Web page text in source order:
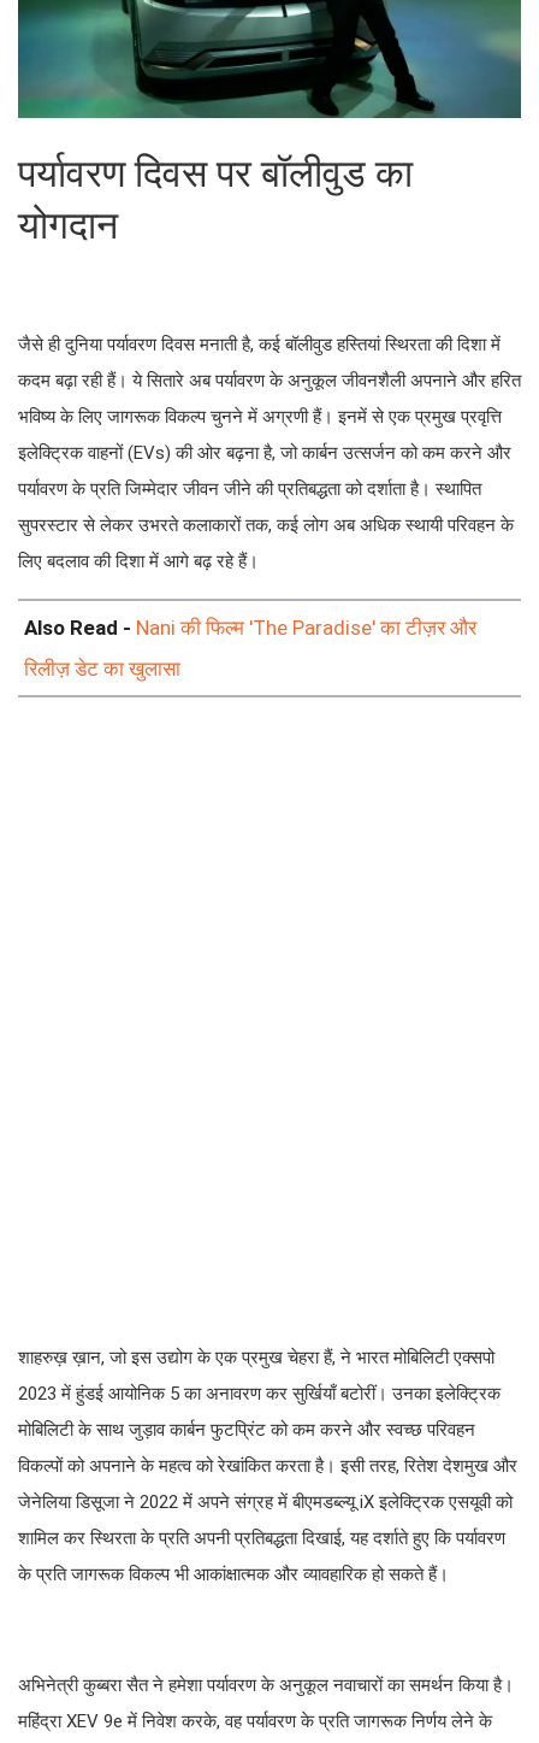
पर्यावरण दिवस पर बॉलीवुड का
योगदान
जैसे ही दुनिया पर्यावरण दिवस मनाती है, कई बॉलीवुड हस्तियां स्थिरता की दिशा में
कदम बढ़ा रही हैं। ये सितारे अब पर्यावरण के अनुकूल जीवनशैली अपनाने और हरित
भविष्य के लिए जागरूक विकल्प चुनने में अग्रणी हैं। इनमें से एक प्रमुख प्रवृत्ति
इलेक्ट्रिक वाहनों (EVs) की ओर बढ़ना है, जो कार्बन उत्सर्जन को कम करने और
पर्यावरण के प्रति जिम्मेदार जीवन जीने की प्रतिबद्धता को दर्शाता है। स्थापित
सुपरस्टार से लेकर उभरते कलाकारों तक, कई लोग अब अधिक स्थायी परिवहन के
लिए बदलाव की दिशा में आगे बढ़ रहे हैं।
Also Read - Nani की फिल्म 'The Paradise' का टीज़र और
रिलीज़ डेट का खुलासा
शाहरुख़ ख़ान, जो इस उद्योग के एक प्रमुख चेहरा हैं, ने भारत मोबिलिटी एक्सपो
2023 में हुंडई आयोनिक 5 का अनावरण कर सुर्खियाँ बटोरीं। उनका इलेक्ट्रिक
मोबिलिटी के साथ जुड़ाव कार्बन फुटप्रिंट को कम करने और स्वच्छ परिवहन
विकल्पों को अपनाने के महत्व को रेखांकित करता है। इसी तरह, रितेश देशमुख और
जेनेलिया डिसूजा ने 2022 में अपने संग्रह में बीएमडब्ल्यू iX इलेक्ट्रिक एसयूवी को
शामिल कर स्थिरता के प्रति अपनी प्रतिबद्धता दिखाई, यह दर्शाते हुए कि पर्यावरण
के प्रति जागरूक विकल्प भी आकांक्षात्मक और व्यावहारिक हो सकते हैं।
अभिनेत्री कुब्बरा सैत ने हमेशा पर्यावरण के अनुकूल नवाचारों का समर्थन किया है।
महिंद्रा XEV 9e में निवेश करके, वह पर्यावरण के प्रति जागरूक निर्णय लेने के